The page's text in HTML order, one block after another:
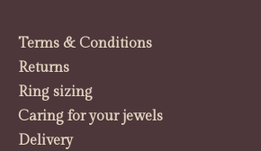
Terms & Conditions
Returns
Ring sizing
Caring for your jewels
Delivery